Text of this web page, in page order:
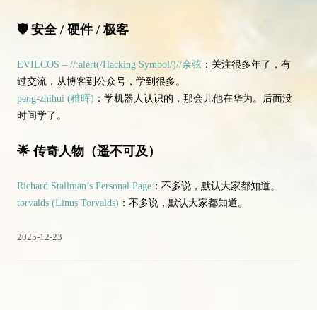
🛡️ 安全 / 硬件 / 极客
EVILCOS – //:alert(/Hacking Symbol/)//余弦 ：关注很多年了，有
过交流，从博客到公众号，学到很多。
peng-zhihui (稚晖) ：学机器人认识的，那会儿他在华为。后面没
时间学了。
🌟 传奇人物（遥不可及）
Richard Stallman’s Personal Page ：不多说，默认大家都知道。
torvalds (Linus Torvalds) ：不多说，默认大家都知道。
2025-12-23